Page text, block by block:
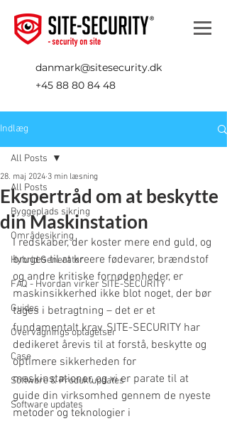
danmark@sitesecurity.dk
+45 88 80 84 48
Indlæg
All Posts
Byggeplads sikring
Områdesikring
Hybrid Generator
FAQ - Hvordan virker SITE-SECURITY
Guides
Overvågnings optagelser
Case
Software & Produktupdates
Software updates
All Posts
Ekspertråd om at beskytte
din Maskinstation
28. maj 2024 3 min læsning
I redskaber, der koster mere end guld, og
bruges til at kreere fødevarer, brændstof
og andre kritiske fornødenheder, er
maskinsikkerhed ikke blot noget, der bør
tages i betragtning – det er et
fundamentalt krav. SITE-SECURITY har
dedikeret årevis til at forstå, beskytte og
optimere sikkerheden for
maskinstationer, og vi er parate til at
guide din virksomhed gennem de nyeste
metoder og teknologier i